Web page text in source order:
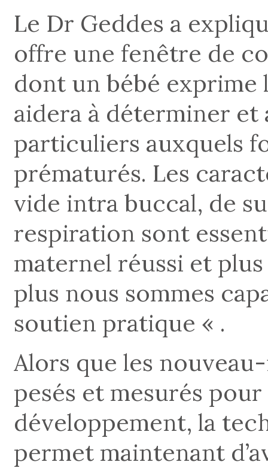
Le Dr Geddes a
offre une fenêtre de
dont un bébé exprime
aidera à déterminer et
particuliers auxquels
prématurés. Les
vide intra buccal, de
respiration sont
maternel réussi et
plus nous sommes
soutien pratique « .
Alors que les
pesés et mesurés
développement, la
permet maintenant